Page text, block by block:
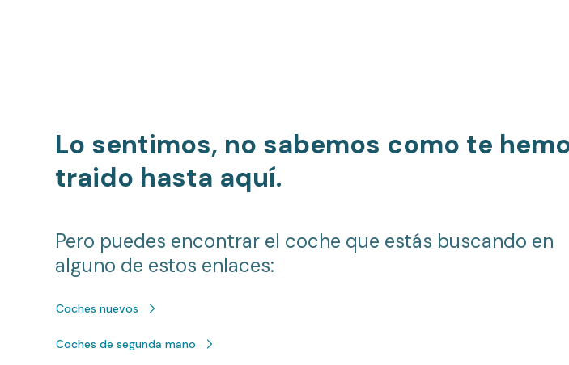
Lo sentimos, no sabemos como te
traido hasta aquí.
Pero puedes encontrar el coche que estás buscando en
alguno de estos enlaces:
Coches nuevos
Coches de segunda mano